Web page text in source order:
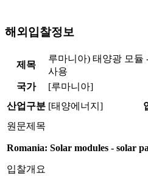
해외입찰정보
제목
루마니아) 태양광 모듈
사용
국가
[루마니아]
산업구분 [태양에너지]
원문제목
Romania: Solar modules - solar
입찰개요